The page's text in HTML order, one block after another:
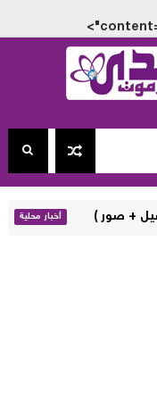
أخبار محلية المكتب